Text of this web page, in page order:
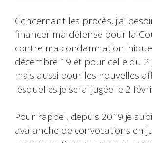
Concernant les procès, j’ai
financer ma défense pour la
contre ma condamnation
décembre 19 et pour celle du 2
mais aussi pour les nouvelles
lesquelles je serai jugée le 2
Pour rappel, depuis 2019 je
avalanche de convocations en